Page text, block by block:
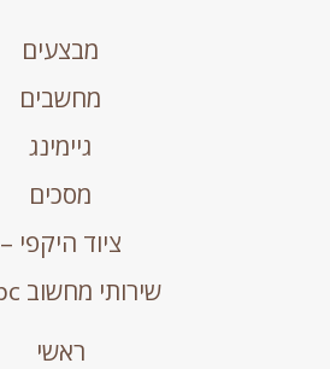
מבצעים
מחשבים
גיימינג
מסכים
ציוד היקפי –
שירותי מחשוב Dhpc
ראשי